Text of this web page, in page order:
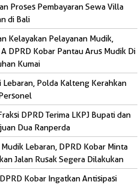
Proses Pembayaran Sewa Villa
di Bali
Kelayakan Pelayanan Mudik,
A DPRD Kobar Pantau Arus Mudik Di
Kumai
Lebaran, Polda Kalteng Kerahkan
DPRD Terima LKPJ Bupati dan
Dua Ranperda
Lebaran, DPRD Kobar Minta
Jalan Rusak Segera Dilakukan
Kobar Ingatkan Antisipasi